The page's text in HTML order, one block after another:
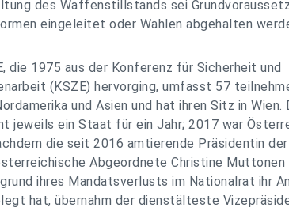
des Waffenstillstands sei
eingeleitet oder Wahlen abgehalten
die 1975 aus der Konferenz für Sicherheit und
(KSZE) hervorging, umfasst 57
und Asien und hat ihren Sitz in Wien.
jeweils ein Staat für ein Jahr; 2017 war
die seit 2016 amtierende Präsidentin der
Abgeordnete Christine Muttonen
ihres Mandatsverlusts im Nationalrat ihr
hat, übernahm der dienstälteste